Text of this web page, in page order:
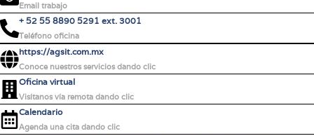
Email trabajo
+ 52 55 8890 5291 ext. 3001
Teléfono oficina
https://agsit.com.mx
Conoce nuestros servicios dando clic
Oficina virtual
Visítanos vía remota dando clic
Calendario
Agenda una cita dando clic